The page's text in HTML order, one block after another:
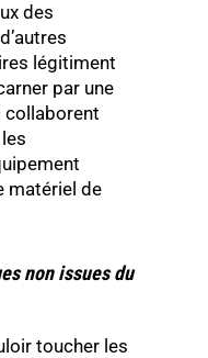
des
légitiment
par une
collaborent
matériel de
non issues du
toucher les